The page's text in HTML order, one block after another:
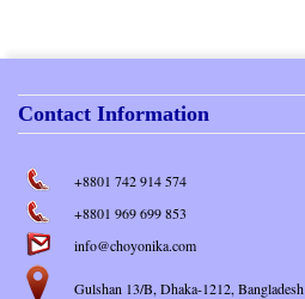
Contact Information
+8801 742 914 574
+8801 969 699 853
info@choyonika.com
Gulshan 13/B, Dhaka-1212, Bangladesh